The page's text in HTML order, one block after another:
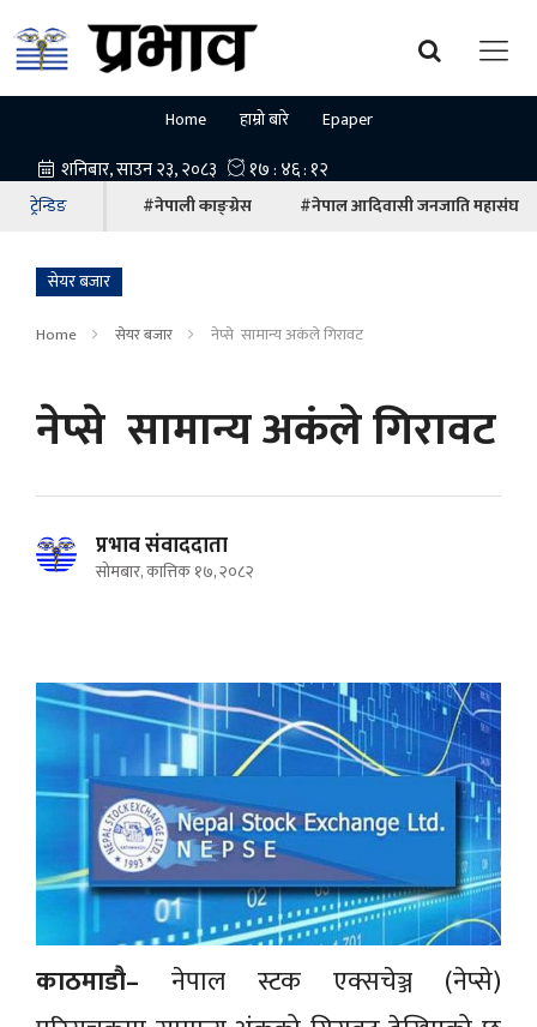
Home हाम्रो बारे Epaper
ट्रेन्डिङ #नेपाली काङ्ग्रेस #नेपाल आदिवासी जनजाति महासंघ
सेयर बजार
Home सेयर बजार नेप्से सामान्य अ‌कंले गिरावट
नेप्से सामान्य अ‌कंले गिरावट
प्रभाव संवाददाता
सोमबार, कात्तिक १७, २०८२
काठमाडौ– नेपाल स्टक एक्सचेञ्ज (नेप्से)